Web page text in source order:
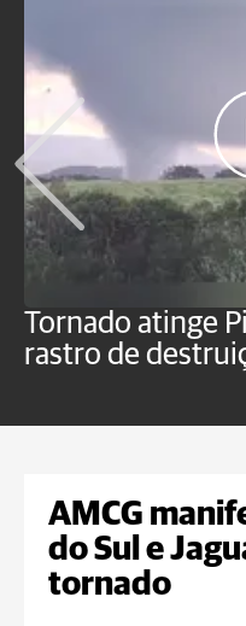
Tornado atinge
rastro de
AMCG
do Sul e
tornado